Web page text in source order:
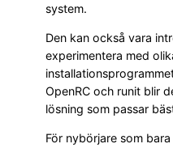
system.
Den kan också vara
experimentera med
OpenRC och runit blir
lösning som passar
För nybörjare som